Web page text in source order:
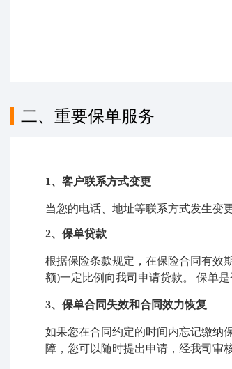
二、重要保单服务
1、客户联系方式变更
当您的电话、地址等联系方式发生变
2、保单贷款
根据保险条款规定，在保险合同有效
额)一定比例向我司申请贷款。 保单
3、保单合同失效和合同效力恢复
如果您在合同约定的时间内忘记缴纳
障，您可以随时提出申请，经我司审